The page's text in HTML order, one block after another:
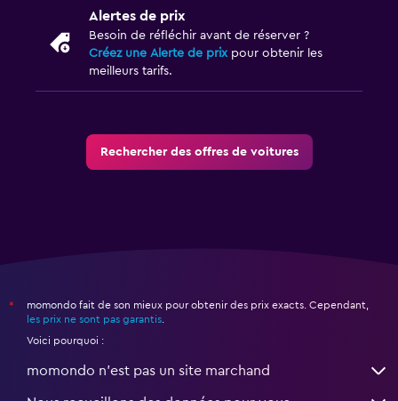
Alertes de prix
Besoin de réfléchir avant de réserver ?
Créez une Alerte de prixpour obtenir les
meilleurs tarifs.
Rechercher des offres de voitures
*
momondo fait de son mieux pour obtenir des prix exacts. Cependant,
les prix ne sont pas garantis.
Voici pourquoi :
momondo n'est pas un site marchand